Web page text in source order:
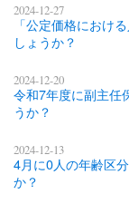
2024-12-27
「公定価格におけ
しょうか？
2024-12-20
令和7年度に副主任
うか？
2024-12-13
4月に0人の年齢区
か？